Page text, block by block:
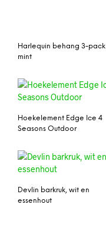
Harlequin behang 3-pack
mint
Hoekelement Edge Ice 4
Seasons Outdoor
Devlin barkruk, wit en
essenhout